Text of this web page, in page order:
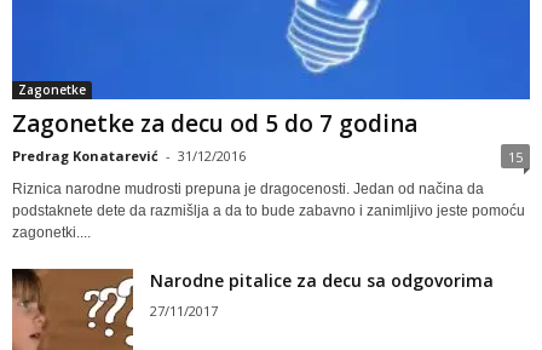
Zagonetke
Zagonetke za decu od 5 do 7 godina
Predrag Konatarević - 31/12/2016 15
Riznica narodne mudrosti prepuna je dragocenosti. Jedan od načina da
podstaknete dete da razmišlja a da to bude zabavno i zanimljivo jeste pomoću
zagonetki....
Narodne pitalice za decu sa odgovorima
27/11/2017